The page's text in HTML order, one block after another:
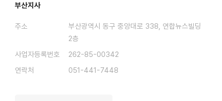
부산지사
주소
부산광역시 동구 중앙대로 338, 연합뉴스빌딩
2층
사업자등록번호
262-85-00342
연락처
051-441-7448